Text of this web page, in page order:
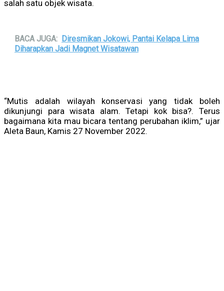
salah satu objek wisata.
BACA JUGA: Diresmikan Jokowi, Pantai Kelapa Lima
Diharapkan Jadi Magnet Wisatawan
“Mutis adalah wilayah konservasi yang tidak boleh
dikunjungi para wisata alam. Tetapi kok bisa?. Terus
bagaimana kita mau bicara tentang perubahan iklim,” ujar
Aleta Baun, Kamis 27 November 2022.